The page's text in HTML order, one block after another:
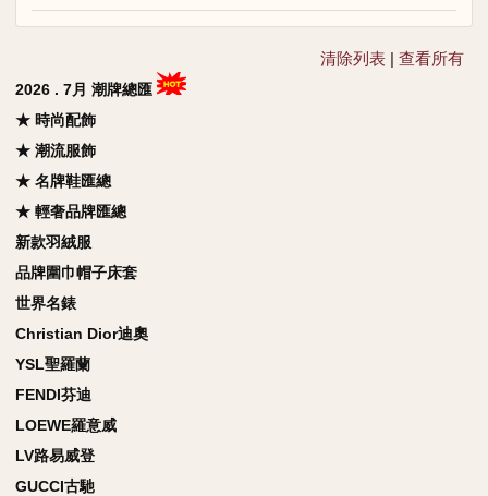
清除列表 | 查看所有
2026 . 7月 潮牌總匯
★ 時尚配飾
★ 潮流服飾
★ 名牌鞋匯總
★ 輕奢品牌匯總
新款羽絨服
品牌圍巾帽子床套
世界名錶
Christian Dior迪奧
YSL聖羅蘭
FENDI芬迪
LOEWE羅意威
LV路易威登
GUCCI古馳